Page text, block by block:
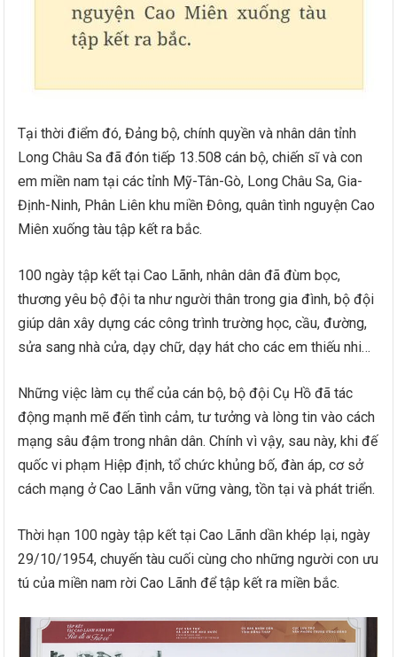
Tại thời điểm đó, Đảng bộ, chính quyền và nhân dân tỉnh
Long Châu Sa đã đón tiếp 13.508 cán bộ, chiến sĩ và con
em miền nam tại các tỉnh Mỹ-Tân-Gò, Long Châu Sa, Gia-
Định-Ninh, Phân Liên khu miền Đông, quân tình nguyện Cao
Miên xuống tàu tập kết ra bắc.
100 ngày tập kết tại Cao Lãnh, nhân dân đã đùm bọc,
thương yêu bộ đội ta như người thân trong gia đình, bộ đội
giúp dân xây dựng các công trình trường học, cầu, đường,
sửa sang nhà cửa, dạy chữ, dạy hát cho các em thiếu nhi…
Những việc làm cụ thể của cán bộ, bộ đội Cụ Hồ đã tác
động mạnh mẽ đến tình cảm, tư tưởng và lòng tin vào cách
mạng sâu đậm trong nhân dân. Chính vì vậy, sau này, khi đế
quốc vi phạm Hiệp định, tổ chức khủng bố, đàn áp, cơ sở
cách mạng ở Cao Lãnh vẫn vững vàng, tồn tại và phát triển.
Thời hạn 100 ngày tập kết tại Cao Lãnh dần khép lại, ngày
29/10/1954, chuyến tàu cuối cùng cho những người con ưu
tú của miền nam rời Cao Lãnh để tập kết ra miền bắc.